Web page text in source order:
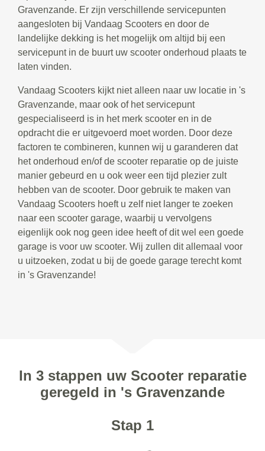
Gravenzande. Er zijn verschillende servicepunten
aangesloten bij Vandaag Scooters en door de
landelijke dekking is het mogelijk om altijd bij een
servicepunt in de buurt uw scooter onderhoud plaats te
laten vinden.
Vandaag Scooters kijkt niet alleen naar uw locatie in 's
Gravenzande, maar ook of het servicepunt
gespecialiseerd is in het merk scooter en in de
opdracht die er uitgevoerd moet worden. Door deze
factoren te combineren, kunnen wij u garanderen dat
het onderhoud en/of de scooter reparatie op de juiste
manier gebeurd en u ook weer een tijd plezier zult
hebben van de scooter. Door gebruik te maken van
Vandaag Scooters hoeft u zelf niet langer te zoeken
naar een scooter garage, waarbij u vervolgens
eigenlijk ook nog geen idee heeft of dit wel een goede
garage is voor uw scooter. Wij zullen dit allemaal voor
u uitzoeken, zodat u bij de goede garage terecht komt
in 's Gravenzande!
In 3 stappen uw Scooter reparatie
geregeld in 's Gravenzande
Stap 1